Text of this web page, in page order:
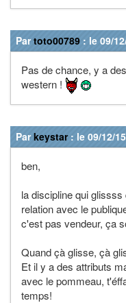
Partoto00789 : le 09/
Pas de chance, y a
western !
Parkeystar: le 09/12/
ben,
la discipline qui
relation avec le
c'est pas vendeur, ça
Quand çà glisse, çà
Et il y a des attributs
avec le pommeau,
temps!